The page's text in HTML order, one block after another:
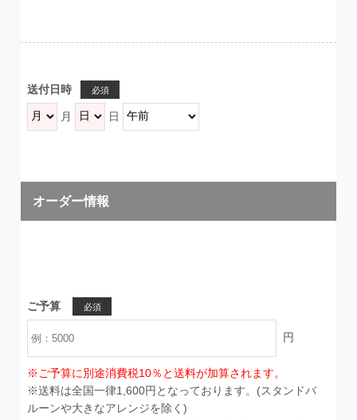
送付日時 必須
月 日
オーダー情報
ご予算 必須
円
※ご予算に別途消費税10％と送料が加算されます。
※送料は全国一律1,600円となっております。(スタンドバ
ルーンや大きなアレンジを除く)